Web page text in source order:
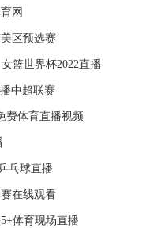
网
区预选赛
女篮世界杯2022直播
中超联赛
费体育直播视频
乓球直播
在线观看
体育现场直播